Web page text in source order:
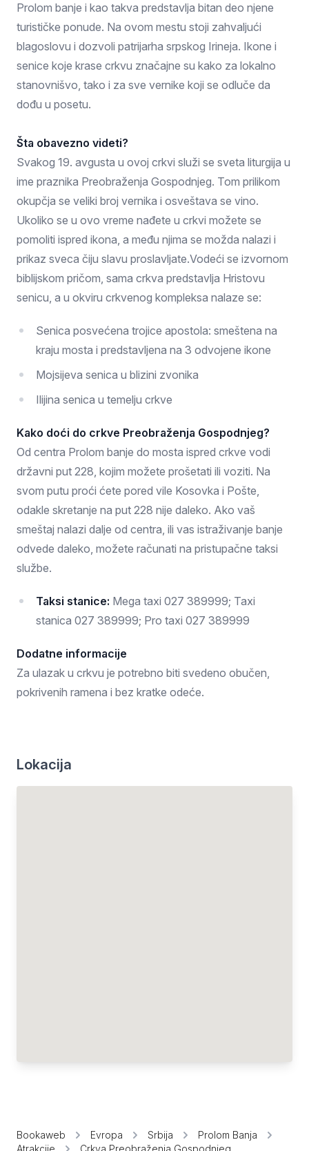
Prolom banje i kao takva predstavlja bitan deo njene
turističke ponude. Na ovom mestu stoji zahvaljući
blagoslovu i dozvoli patrijarha srpskog Irineja. Ikone i
senice koje krase crkvu značajne su kako za lokalno
stanovnišvo, tako i za sve vernike koji se odluče da
dođu u posetu.
Šta obavezno videti?
Svakog 19. avgusta u ovoj crkvi služi se sveta liturgija u
ime praznika Preobraženja Gospodnjeg. Tom prilikom
okupčja se veliki broj vernika i osveštava se vino.
Ukoliko se u ovo vreme nađete u crkvi možete se
pomoliti ispred ikona, a među njima se možda nalazi i
prikaz sveca čiju slavu proslavljate.Vodeći se izvornom
biblijskom pričom, sama crkva predstavlja Hristovu
senicu, a u okviru crkvenog kompleksa nalaze se:
Senica posvećena trojice apostola: smeštena na
kraju mosta i predstavljena na 3 odvojene ikone
Mojsijeva senica u blizini zvonika
Ilijina senica u temelju crkve
Kako doći do crkve Preobraženja Gospodnjeg?
Od centra Prolom banje do mosta ispred crkve vodi
državni put 228, kojim možete prošetati ili voziti. Na
svom putu proći ćete pored vile Kosovka i Pošte,
odakle skretanje na put 228 nije daleko. Ako vaš
smeštaj nalazi dalje od centra, ili vas istraživanje banje
odvede daleko, možete računati na pristupačne taksi
službe.
Taksi stanice: Mega taxi 027 389999; Taxi
stanica 027 389999; Pro taxi 027 389999
Dodatne informacije
Za ulazak u crkvu je potrebno biti svedeno obučen,
pokrivenih ramena i bez kratke odeće.
Lokacija
Bookaweb Evropa Srbija
Prolom Banja
Atrakcije
Crkva Preobraženja Gospodnjeg